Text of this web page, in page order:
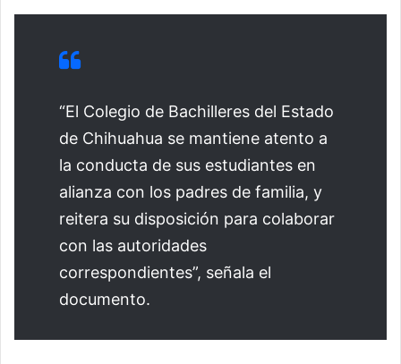
“El Colegio de Bachilleres del Estado
de Chihuahua se mantiene atento a
la conducta de sus estudiantes en
alianza con los padres de familia, y
reitera su disposición para colaborar
con las autoridades
correspondientes”, señala el
documento.